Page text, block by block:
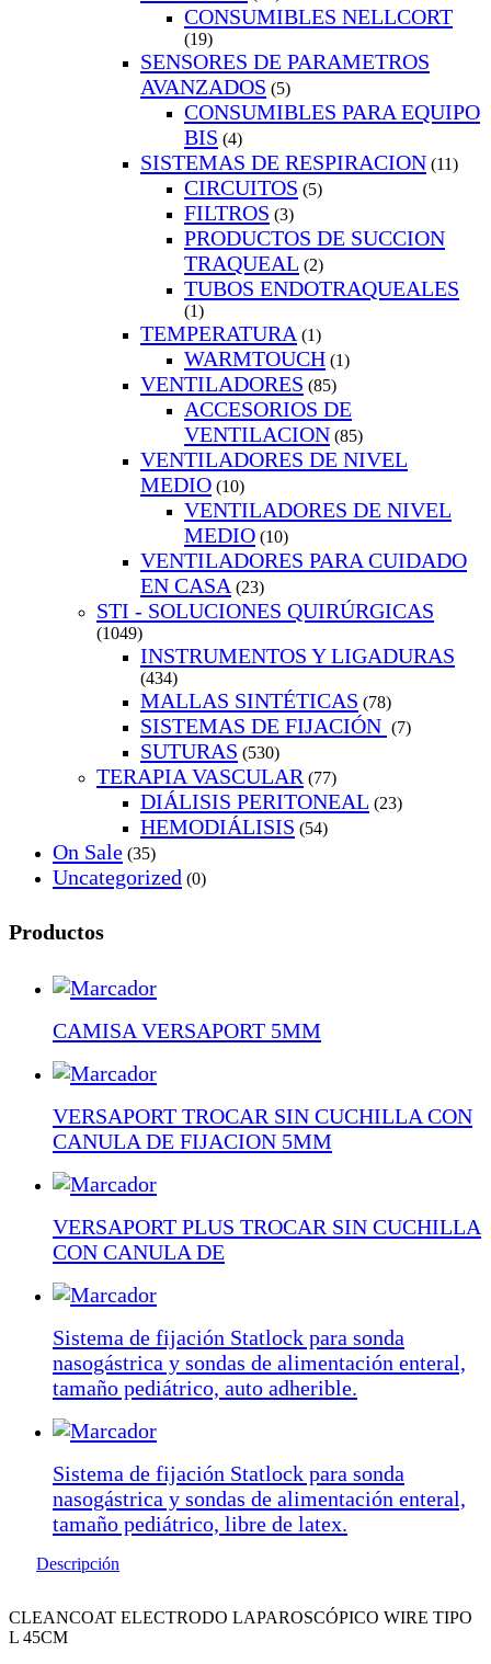
CONSUMIBLES NELLCORT
(19)
SENSORES DE PARAMETROS
AVANZADOS (5)
CONSUMIBLES PARA EQUIPO
BIS (4)
SISTEMAS DE RESPIRACION (11)
CIRCUITOS (5)
FILTROS (3)
PRODUCTOS DE SUCCION
TRAQUEAL (2)
TUBOS ENDOTRAQUEALES
(1)
TEMPERATURA (1)
WARMTOUCH (1)
VENTILADORES (85)
ACCESORIOS DE
VENTILACION (85)
VENTILADORES DE NIVEL
MEDIO (10)
VENTILADORES DE NIVEL
MEDIO (10)
VENTILADORES PARA CUIDADO
EN CASA (23)
STI - SOLUCIONES QUIRÚRGICAS
(1049)
INSTRUMENTOS Y LIGADURAS
(434)
MALLAS SINTÉTICAS (78)
SISTEMAS DE FIJACIÓN (7)
SUTURAS (530)
TERAPIA VASCULAR (77)
DIÁLISIS PERITONEAL (23)
HEMODIÁLISIS (54)
On Sale (35)
Uncategorized (0)
Productos
CAMISA VERSAPORT 5MM
VERSAPORT TROCAR SIN CUCHILLA CON
CANULA DE FIJACION 5MM
VERSAPORT PLUS TROCAR SIN CUCHILLA
CON CANULA DE
Sistema de fijación Statlock para sonda
nasogástrica y sondas de alimentación enteral,
tamaño pediátrico, auto adherible.
Sistema de fijación Statlock para sonda
nasogástrica y sondas de alimentación enteral,
tamaño pediátrico, libre de latex.
Descripción
CLEANCOAT ELECTRODO LAPAROSCÓPICO WIRE TIPO
L 45CM